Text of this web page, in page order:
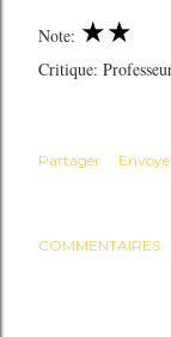
Note: ★★
Critique:
Partager
COMMENTAIRES